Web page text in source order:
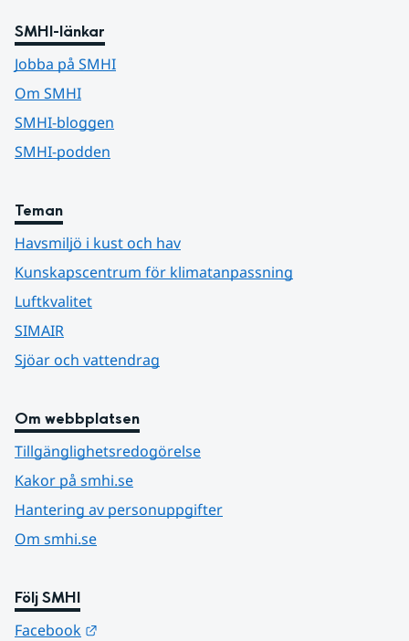
SMHI-länkar
Jobba på SMHI
Om SMHI
SMHI-bloggen
SMHI-podden
Teman
Havsmiljö i kust och hav
Kunskapscentrum för klimatanpassning
Luftkvalitet
SIMAIR
Sjöar och vattendrag
Om webbplatsen
Tillgänglighetsredogörelse
Kakor på smhi.se
Hantering av personuppgifter
Om smhi.se
Följ SMHI
Facebook